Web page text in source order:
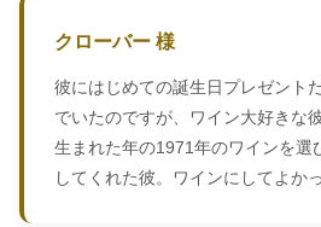
クローバー 様
彼にはじめての誕生日プレゼント
でいたのですが、ワイン大好きな
生まれた年の1971年のワインを選
してくれた彼。ワインにしてよか